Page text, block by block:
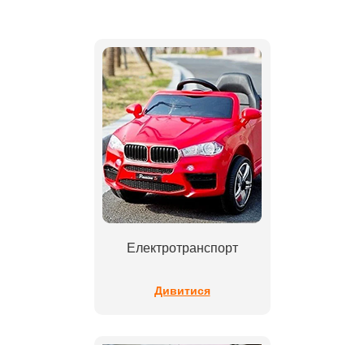
Електротранспорт
Дивитися